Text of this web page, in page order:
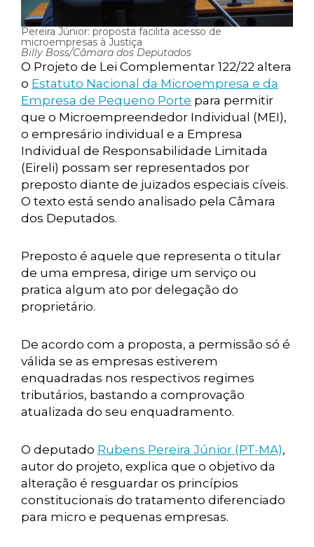
Pereira Júnior: proposta facilita acesso de
microempresas à Justiça
Billy Boss/Câmara dos Deputados
O Projeto de Lei Complementar 122/22 altera
o Estatuto Nacional da Microempresa e da
Empresa de Pequeno Porte para permitir
que o Microempreendedor Individual (MEI),
o empresário individual e a Empresa
Individual de Responsabilidade Limitada
(Eireli) possam ser representados por
preposto diante de juizados especiais cíveis.
O texto está sendo analisado pela Câmara
dos Deputados.
Preposto é aquele que representa o titular
de uma empresa, dirige um serviço ou
pratica algum ato por delegação do
proprietário.
De acordo com a proposta, a permissão só é
válida se as empresas estiverem
enquadradas nos respectivos regimes
tributários, bastando a comprovação
atualizada do seu enquadramento.
O deputado Rubens Pereira Júnior (PT-MA),
autor do projeto, explica que o objetivo da
alteração é resguardar os princípios
constitucionais do tratamento diferenciado
para micro e pequenas empresas.